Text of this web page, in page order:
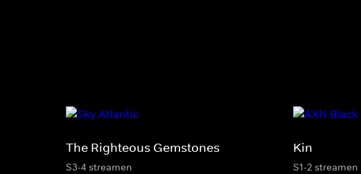
The Righteous Gemstones
S3-4 streamen
Kin
S1-2 streamen